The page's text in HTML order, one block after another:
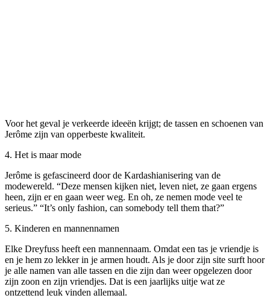
Voor het geval je verkeerde ideeën krijgt; de tassen en schoenen van
Jerôme zijn van opperbeste kwaliteit.
4. Het is maar mode
Jerôme is gefascineerd door de Kardashianisering van de
modewereld. “Deze mensen kijken niet, leven niet, ze gaan ergens
heen, zijn er en gaan weer weg. En oh, ze nemen mode veel te
serieus.” “It’s only fashion, can somebody tell them that?”
5. Kinderen en mannennamen
Elke Dreyfuss heeft een mannennaam. Omdat een tas je vriendje is
en je hem zo lekker in je armen houdt. Als je door zijn site surft hoor
je alle namen van alle tassen en die zijn dan weer opgelezen door
zijn zoon en zijn vriendjes. Dat is een jaarlijks uitje wat ze
ontzettend leuk vinden allemaal.